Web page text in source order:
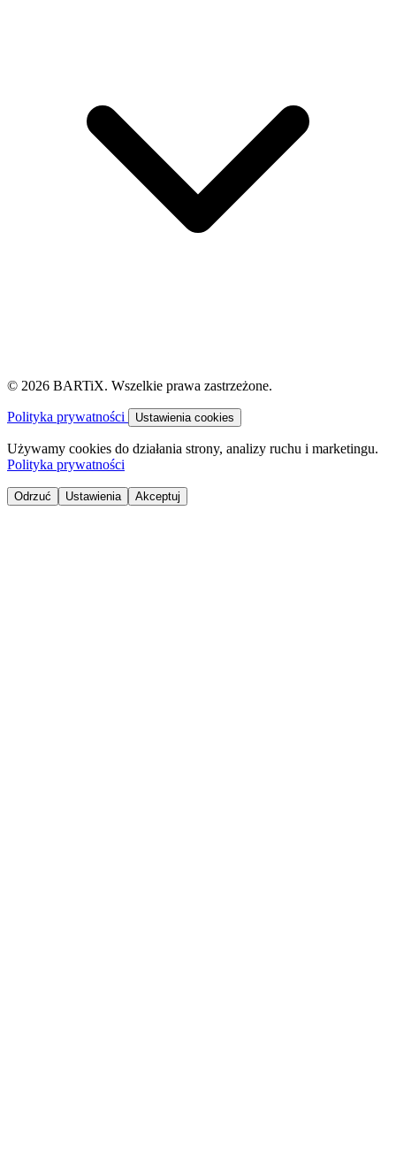
© 2026 BARTiX. Wszelkie prawa zastrzeżone.
Polityka prywatności Ustawienia cookies
Używamy cookies do działania strony, analizy ruchu i marketingu.
Polityka prywatności
Odrzuć Ustawienia Akceptuj